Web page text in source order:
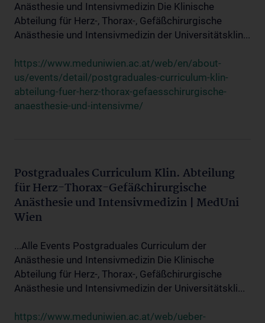
Anästhesie und Intensivmedizin Die Klinische
Abteilung für Herz-, Thorax-, Gefäßchirurgische
Anästhesie und Intensivmedizin der Universitätsklin...
https://www.meduniwien.ac.at/web/en/about-
us/events/detail/postgraduales-curriculum-klin-
abteilung-fuer-herz-thorax-gefaesschirurgische-
anaesthesie-und-intensivme/
Postgraduales Curriculum Klin. Abteilung
für Herz-Thorax-Gefäßchirurgische
Anästhesie und Intensivmedizin | MedUni
Wien
...Alle Events Postgraduales Curriculum der
Anästhesie und Intensivmedizin Die Klinische
Abteilung für Herz-, Thorax-, Gefäßchirurgische
Anästhesie und Intensivmedizin der Universitätskli...
https://www.meduniwien.ac.at/web/ueber-